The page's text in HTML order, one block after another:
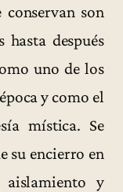
conservan son
hasta después
uno de los
y como el
mística. Se
su encierro en
aislamiento y